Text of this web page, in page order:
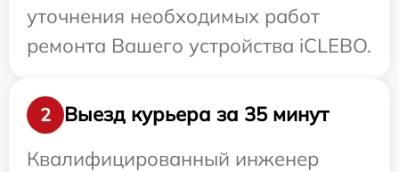
уточнения необходимых работ
ремонта Вашего устройства iCLEBO.
2
Выезд курьера за 35 минут
Квалифицированный инженер